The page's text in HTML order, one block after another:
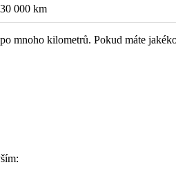
000 km
mnoho kilometrů. Pokud máte